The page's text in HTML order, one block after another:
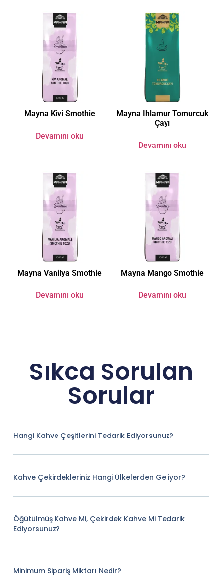
Mayna Kivi Smothie
Devamını oku
Mayna Ihlamur Tomurcuk
Çayı
Devamını oku
Mayna Vanilya Smothie
Devamını oku
Mayna Mango Smothie
Devamını oku
Sıkca Sorulan
Sorular
Hangi Kahve Çeşitlerini Tedarik Ediyorsunuz?
Kahve Çekirdekleriniz Hangi Ülkelerden Geliyor?
Öğütülmüş Kahve Mi, Çekirdek Kahve Mi Tedarik
Ediyorsunuz?
Minimum Sipariş Miktarı Nedir?